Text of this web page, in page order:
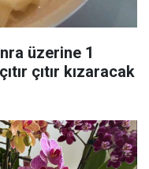
üzerine 1
çıtır kızaracak